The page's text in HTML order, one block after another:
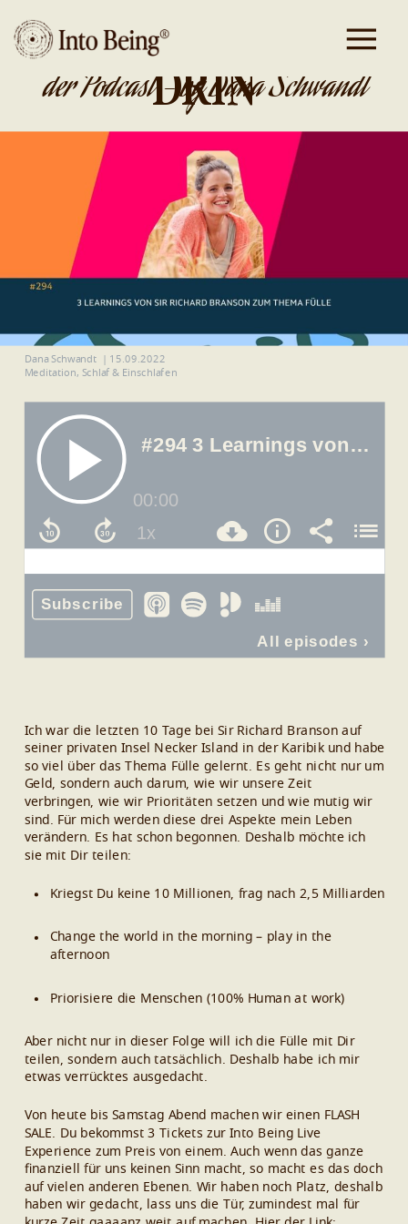
DA IST GOLD
DRIN
der Podcast - by Dana Schwandt
Dana Schwandt
15.09.2022
Meditation, Schlaf & Einschlafen
Ich war die letzten 10 Tage bei Sir Richard Branson auf
seiner privaten Insel Necker Island in der Karibik und habe
so viel über das Thema Fülle gelernt. Es geht nicht nur um
Geld, sondern auch darum, wie wir unsere Zeit
verbringen, wie wir Prioritäten setzen und wie mutig wir
sind. Für mich werden diese drei Aspekte mein Leben
verändern. Es hat schon begonnen. Deshalb möchte ich
sie mit Dir teilen:
Kriegst Du keine 10 Millionen, frag nach 2,5 Milliarden
Change the world in the morning – play in the
afternoon
Priorisiere die Menschen (100% Human at work)
Aber nicht nur in dieser Folge will ich die Fülle mit Dir
teilen, sondern auch tatsächlich. Deshalb habe ich mir
etwas verrücktes ausgedacht.
Von heute bis Samstag Abend machen wir einen FLASH
SALE. Du bekommst 3 Tickets zur Into Being Live
Experience zum Preis von einem. Auch wenn das ganze
finanziell für uns keinen Sinn macht, so macht es das doch
auf vielen anderen Ebenen. Wir haben noch Platz, deshalb
haben wir gedacht, lass uns die Tür, zumindest mal für